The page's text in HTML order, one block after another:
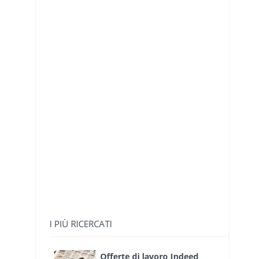
I PIÙ RICERCATI
Offerte di lavoro Indeed